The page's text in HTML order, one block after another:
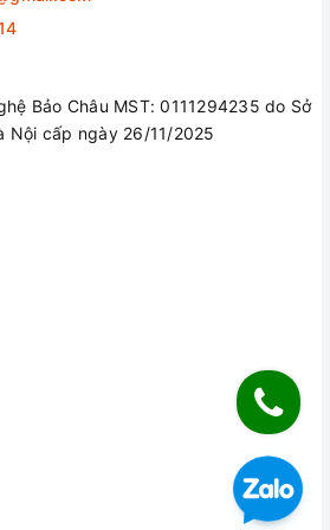
Nghĩa, P. Đồng Tâm, Q. Hai Bà
0963783214
Bảo Châu MST: 0111294235 do Sở
Nội cấp ngày 26/11/2025